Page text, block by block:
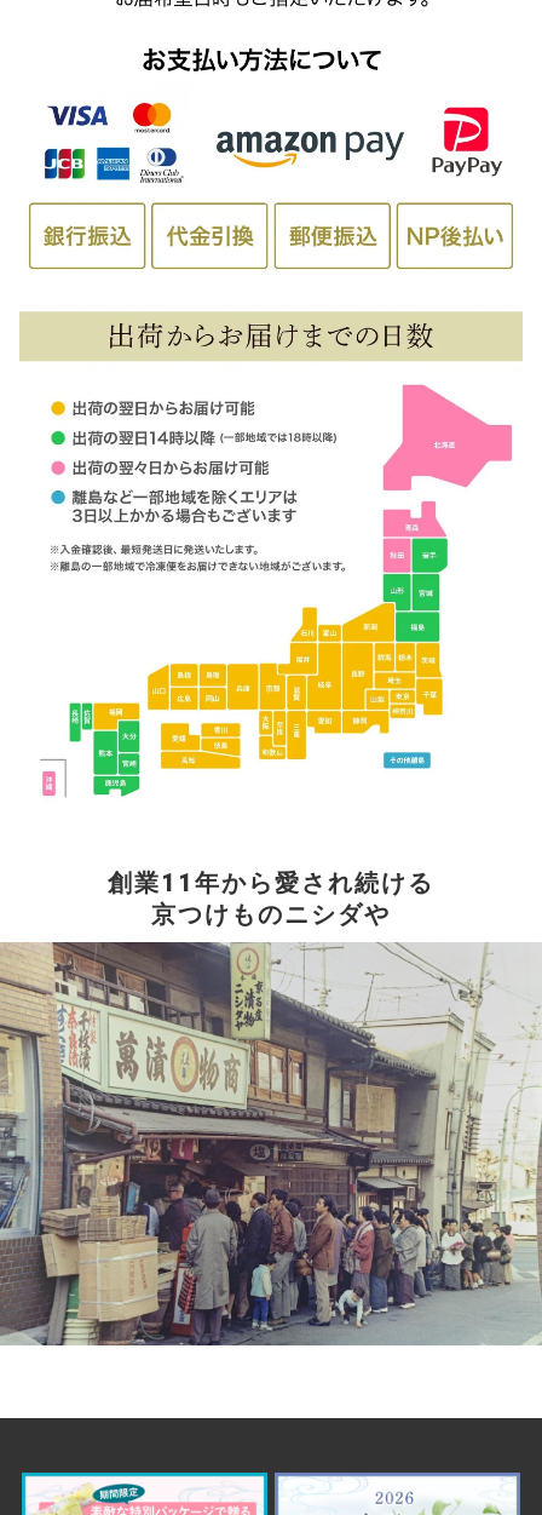
創業11年から愛され続ける
京つけものニシダや